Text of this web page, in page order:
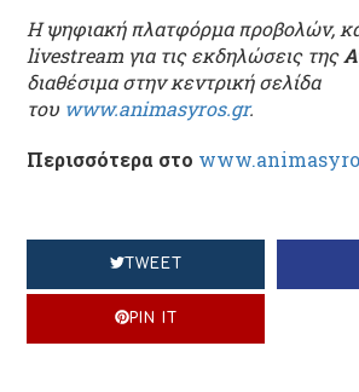
Η ψηφιακή πλατφόρμα προβολών,
livestream για τις εκδηλώσεις της
διαθέσιμα στην κεντρική σελίδα
του www.animasyros.gr.
Περισσότερα στο
TWEET
PIN IT